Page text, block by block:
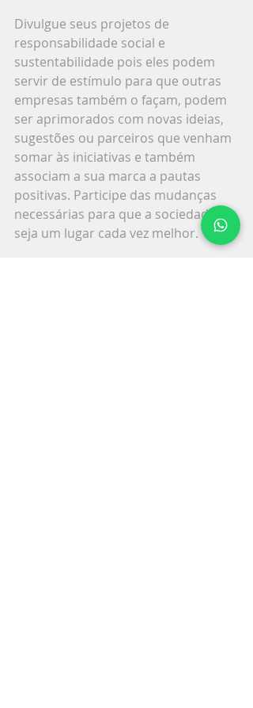
Divulgue seus projetos de
responsabilidade social e
sustentabilidade pois eles podem
servir de estímulo para que outras
empresas também o façam, podem
ser aprimorados com novas ideias,
sugestões ou parceiros que venham
somar às iniciativas e também
associam a sua marca a pautas
positivas. Participe das mudanças
necessárias para que a sociedade
seja um lugar cada vez melhor.